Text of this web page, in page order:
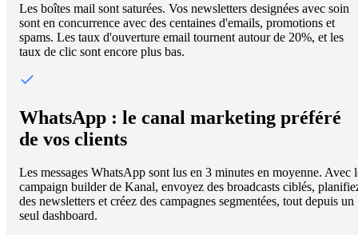
Les boîtes mail sont saturées. Vos newsletters designées avec soin
sont en concurrence avec des centaines d'emails, promotions et
spams. Les taux d'ouverture email tournent autour de 20%, et les
taux de clic sont encore plus bas.
WhatsApp : le canal marketing préféré
de vos clients
Les messages WhatsApp sont lus en 3 minutes en moyenne. Avec
campaign builder de Kanal, envoyez des broadcasts ciblés,
des newsletters et créez des campagnes segmentées, tout depuis un
seul dashboard.